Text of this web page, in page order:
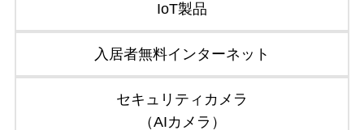
IoT製品
入居者無料インターネット
セキュリティカメラ
（AIカメラ）